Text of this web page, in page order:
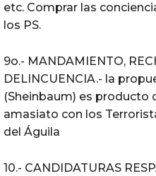
etc. Comprar las
los PS.
9o.- MANDAMIENTO,
DELINCUENCIA.- la
(Sheinbaum) es producto
amasiato con los
del Águila
10.- CANDIDATURAS